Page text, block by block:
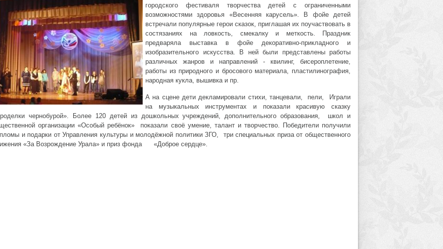
городского фестиваля творчества детей с ограниченными
возможностями здоровья «Весенняя карусель». В фойе детей
встречали популярные герои сказок, приглашая их поучаствовать в
состязаниях на ловкость, смекалку и меткость. Праздник
предваряла выставка в фойе декоративно-прикладного и
изобразительного искусства. В ней были представлены работы
различных жанров и направлений - квилинг, бисероплетение,
работы из природного и бросового материала, пластилинография,
народная кукла, вышивка и пр.
А на сцене дети декламировали стихи, танцевали, пели, Играли
на музыкальных инструментах и показали красивую сказку
чернобурой». Более 120 детей из дошкольных учреждений, дополнительного образования, школ и
организации «Особый ребёнок» показали своё умение, талант и творчество. Победители получили
и подарки от Управления культуры и молодёжной политики ЗГО, три специальных приза от общественного
«За Возрождение Урала» и приз фонда «Доброе сердце».